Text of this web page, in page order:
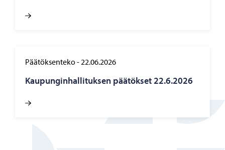
Päätöksenteko-22.06.2026
Kau­pun­gin­hal­li­tuk­sen pää­tök­set 22.6.2026